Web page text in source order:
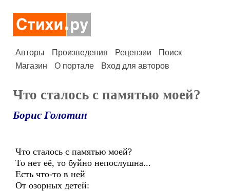
Авторы Произведения Рецензии
Поиск
Магазин
О портале Вход для авторов
Что сталось с памятью моей?
Борис Голотин
Что сталось с памятью моей?
То нет её, то буйно непослушна...
Есть что-то в ней
От озорных детей: